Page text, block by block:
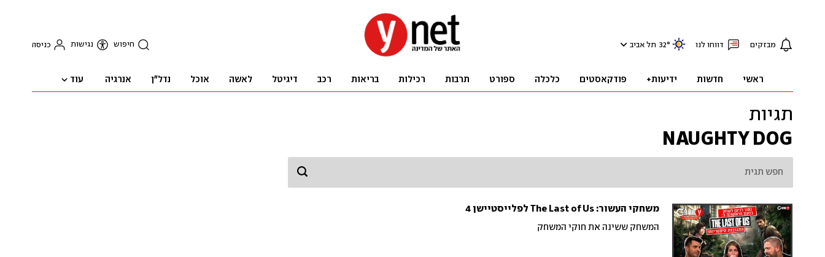
מבזקים דווחו לנו 32° תל אביב חיפוש נגישות כניסה
ראשי חדשות ידיעות+ פודקאסטים כלכלה ספורט תרבות רכילות בריאות רכב דיגיטל לאשה אוכל נדל"ן אנרגיה עוד
תגיות
NAUGHTY DOG
משחקי העשור: The Last of Us לפלייסטיישן 4
המשחק ששינה את חוקי המשחק